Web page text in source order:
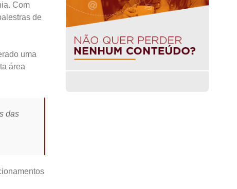
Com
de
uma
área
das